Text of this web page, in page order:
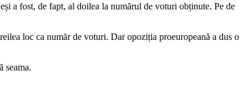
a fost, de fapt, al doilea la numărul de voturi obținute. Pe de
loc ca număr de voturi. Dar opoziția proeuropeană a dus o
seama.